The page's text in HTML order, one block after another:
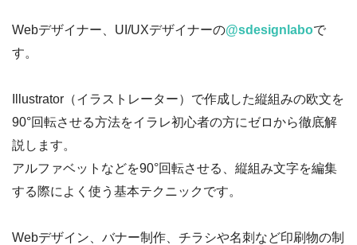
Webデザイナー、UI/UXデザイナーの@sdesignlaboで
す。
Illustrator（イラストレーター）で作成した縦組みの欧文を
90°回転させる方法をイラレ初心者の方にゼロから徹底解
説します。
アルファベットなどを90°回転させる、縦組み文字を編集
する際によく使う基本テクニックです。
Webデザイン、バナー制作、チラシや名刺など印刷物の制